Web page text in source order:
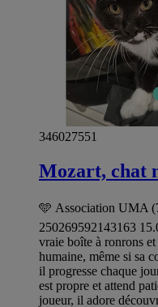
346027551
Mozart, chat
🩵 Association UMA
250269592143163
vraie boîte à ronrons
humaine, même si sa
il progresse chaque
est propre et attend
joueur, il adore